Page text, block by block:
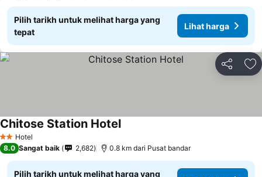
Pilih tarikh untuk melihat harga yang
tepat
Lihat harga
Kongsi
2 Bintang
Hotel
Chitose Station HotelLihat harga
8.0 Sangat baik 2,682 0.8 km dari Pusat bandar
Pilih tarikh untuk melihat harga yang